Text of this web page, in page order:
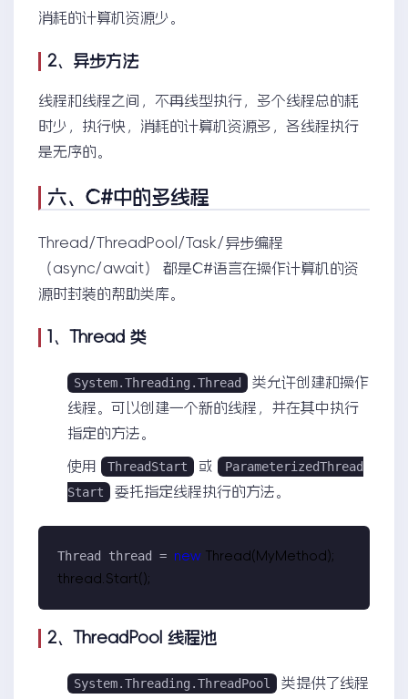
消耗的计算机资源少。
2、异步方法
线程和线程之间，不再线型执行，多个线程总的耗
时少，执行快，消耗的计算机资源多，各线程执行
是无序的。
六、C#中的多线程
Thread/ThreadPool/Task/异步编程
（async/await） 都是C#语言在操作计算机的资
源时封装的帮助类库。
1、Thread 类
System.Threading.Thread
类允许创建和操作
线程。可以创建一个新的线程，并在其中执行
指定的方法。
使用 ThreadStart 或 ParameterizedThread
Start
委托指定线程执行的方法。
Thread thread = new Thread(MyMethod);
thread.Start();
2、ThreadPool 线程池
System.Threading.ThreadPool
类提供了线程